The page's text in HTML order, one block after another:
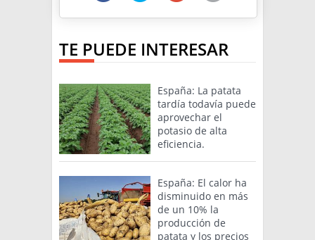
TE PUEDE INTERESAR
España: La patata
tardía todavía puede
aprovechar el
potasio de alta
eficiencia.
España: El calor ha
disminuido en más
de un 10% la
producción de
patata y los precios